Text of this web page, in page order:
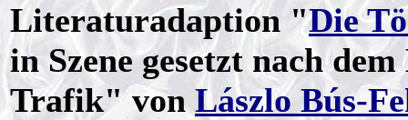
Literaturadaption "Die
in Szene gesetzt nach
Trafik" von Lászlo Bús-